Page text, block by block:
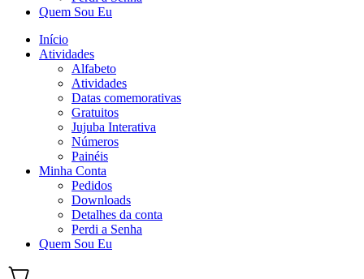
Quem Sou Eu
Início
Atividades
Alfabeto
Atividades
Datas comemorativas
Gratuitos
Jujuba Interativa
Números
Painéis
Minha Conta
Pedidos
Downloads
Detalhes da conta
Perdi a Senha
Quem Sou Eu